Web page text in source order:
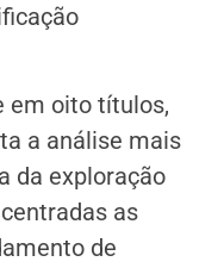
em oito títulos,
a análise mais
da exploração
as
de